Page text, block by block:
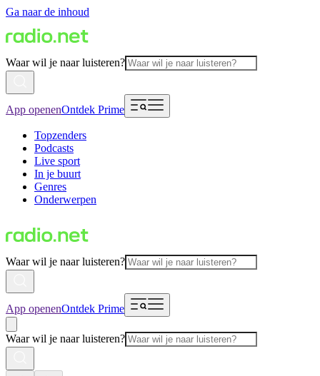
Ga naar de inhoud
Waar wil je naar luisteren?
App openenOntdek Prime
Topzenders
Podcasts
Live sport
In je buurt
Genres
Onderwerpen
Waar wil je naar luisteren?
App openenOntdek Prime
Waar wil je naar luisteren?